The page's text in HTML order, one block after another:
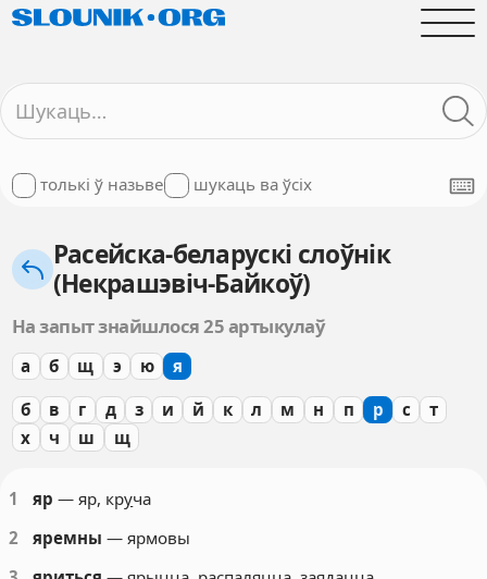
толькі ў назьве шукаць ва ўсіх
Расейска-беларускі слоўнік
(Некрашэвіч-Байкоў)
На запыт знайшлося 25 артыкулаў
а б щ э ю я
б в г д з и й к л м н п р с
т
х
ч ш щ
1 яр — яр, круча
2
яремны — ярмовы